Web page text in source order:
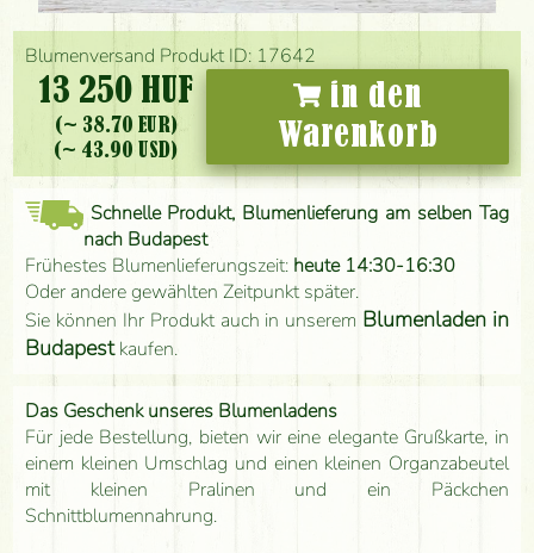
Blumenversand Produkt ID: 17642
13 250 HUF
(~ 38.70 EUR)
(~ 43.90 USD)
in den
Warenkorb
Schnelle Produkt, Blumenlieferung am selben Tag
nach Budapest
Frühestes Blumenlieferungszeit: heute 14:30-16:30
Oder andere gewählten Zeitpunkt später.
Sie können Ihr Produkt auch in unserem Blumenladen in
Budapestkaufen.
Das Geschenk unseres Blumenladens
Für jede Bestellung, bieten wir eine elegante Grußkarte, in
einem kleinen Umschlag und einen kleinen Organzabeutel
mit kleinen Pralinen und ein Päckchen
Schnittblumennahrung.